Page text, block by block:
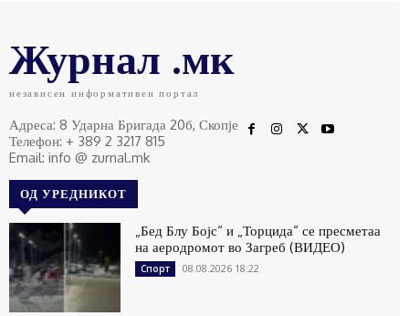
Журнал .мк
независен информативен портал
Адреса: 8 Ударна Бригада 20б, Скопје
Телефон: + 389 2 3217 815
Email: info @ zurnal.mk
ОД УРЕДНИКОТ
„Бед Блу Бојс“ и „Торцида“ се пресметаа
на аеродромот во Загреб (ВИДЕО)
Спорт 08.08.2026 18:22